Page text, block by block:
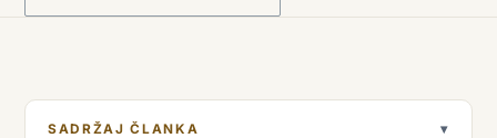
SADRŽAJ ČLANKA ▾